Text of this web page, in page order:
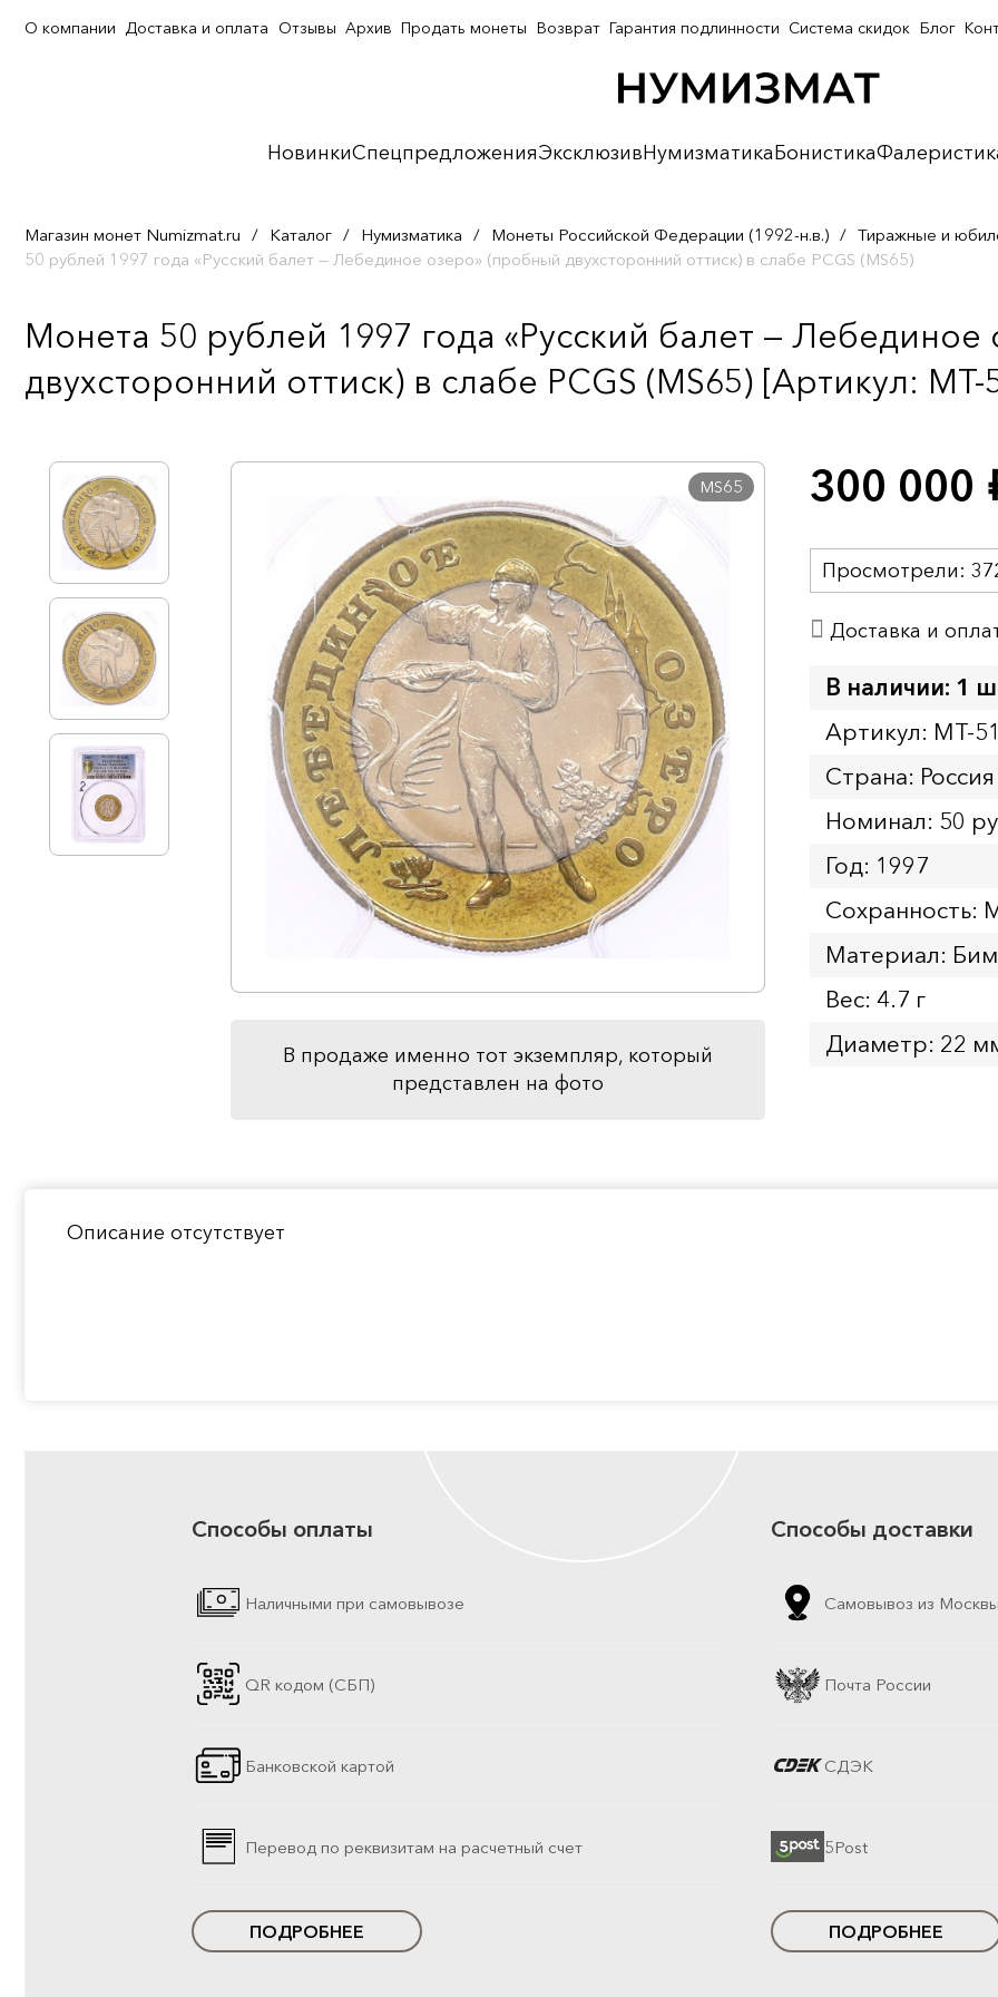
НовинкиСпецпредложенияЭксклюзивНумизматикаБонистика
О компании Доставка и оплата Отзывы Архив Продать монеты Возврат Гарантия подлинности Система скидок Блог
Магазин монет Numizmat.ru / Каталог / Нумизматика / Монеты Российской Федерации (1992-н.в.) / Тиражные и
50 рублей 1997 года «Русский балет — Лебединое озеро» (пробный двухсторонний оттиск) в слабе PCGS (MS65)
Монета 50 рублей 1997 года «Русский балет —
двухсторонний оттиск) в слабе PCGS (MS65) [Артикул: MT-
MS65
В продаже именно тот экземпляр, который
представлен на фото
300 000
Просмотрели:
Доставка и
В наличии: 1
Артикул: MT-
Страна: Россия
Номинал: 50
Год: 1997
Сохранность:
Материал:
Вес: 4.7 г
Диаметр: 22
Описание отсутствует
Способы оплаты
Наличными при самовывозе
QR кодом (СБП)
Банковской картой
Перевод по реквизитам на расчетный счет
ПОДРОБНЕЕ
Способы доставки
Самовывоз из
Почта России
СДЭК
5Post
ПОДРОБНЕЕ